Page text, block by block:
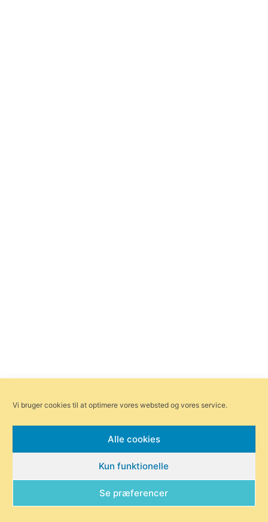
Vi bruger cookies til at optimere vores websted og vores service.
Alle cookies
Kun funktionelle
Se præferencer